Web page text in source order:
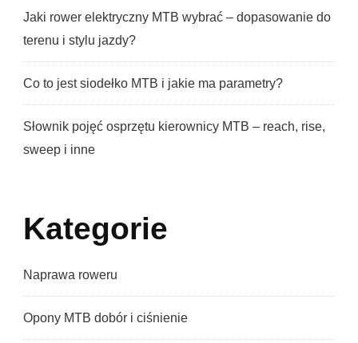
Jaki rower elektryczny MTB wybrać – dopasowanie do
terenu i stylu jazdy?
Co to jest siodełko MTB i jakie ma parametry?
Słownik pojęć osprzętu kierownicy MTB – reach, rise,
sweep i inne
Kategorie
Naprawa roweru
Opony MTB dobór i ciśnienie